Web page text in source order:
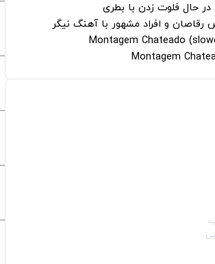
در حال فلوت زدن با بطری
رقاصان و افراد مشهور با آهنگ نیگر